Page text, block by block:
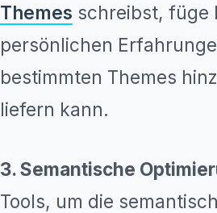
Themes schreibst, füge
persönlichen
bestimmten Themes
liefern kann.
3. Semantische
Tools, um die